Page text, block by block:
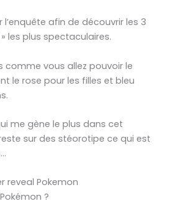
l’enquête afin de découvrir les 3
les plus spectaculaires.
comme vous allez pouvoir le
le rose pour les filles et bleu
me gène le plus dans cet
sur des stéorotipe ce qui est
reveal Pokemon
?